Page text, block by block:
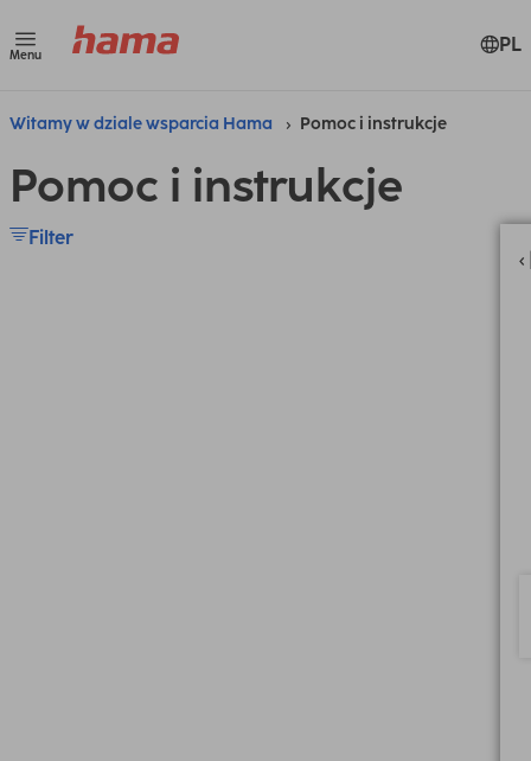
Menu PL
Witamy w dziale wsparcia Hama Pomoc i instrukcje
Pomoc i instrukcje
Filter